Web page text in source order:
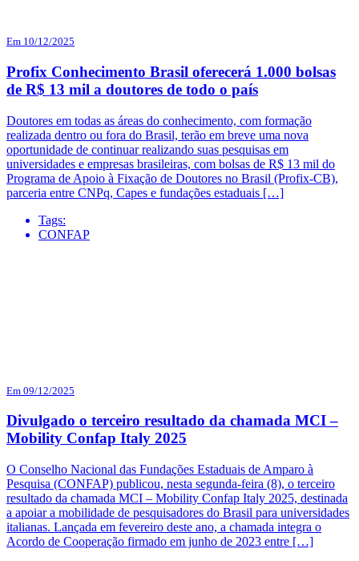
Em 10/12/2025
Profix Conhecimento Brasil oferecerá 1.000 bolsas
de R$ 13 mil a doutores de todo o país
Doutores em todas as áreas do conhecimento, com formação
realizada dentro ou fora do Brasil, terão em breve uma nova
oportunidade de continuar realizando suas pesquisas em
universidades e empresas brasileiras, com bolsas de R$ 13 mil do
Programa de Apoio à Fixação de Doutores no Brasil (Profix-CB),
parceria entre CNPq, Capes e fundações estaduais […]
Tags:
CONFAP
Em 09/12/2025
Divulgado o terceiro resultado da chamada MCI –
Mobility Confap Italy 2025
O Conselho Nacional das Fundações Estaduais de Amparo à
Pesquisa (CONFAP) publicou, nesta segunda-feira (8), o terceiro
resultado da chamada MCI – Mobility Confap Italy 2025, destinada
a apoiar a mobilidade de pesquisadores do Brasil para universidades
italianas. Lançada em fevereiro deste ano, a chamada integra o
Acordo de Cooperação firmado em junho de 2023 entre […]